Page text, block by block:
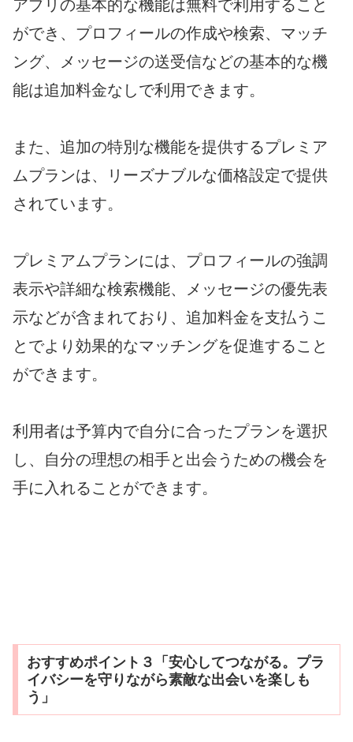
アプリの基本的な機能は無料で利用すること
ができ、プロフィールの作成や検索、マッチ
ング、メッセージの送受信などの基本的な機
能は追加料金なしで利用できます。
また、追加の特別な機能を提供するプレミア
ムプランは、リーズナブルな価格設定で提供
されています。
プレミアムプランには、プロフィールの強調
表示や詳細な検索機能、メッセージの優先表
示などが含まれており、追加料金を支払うこ
とでより効果的なマッチングを促進すること
ができます。
利用者は予算内で自分に合ったプランを選択
し、自分の理想の相手と出会うための機会を
手に入れることができます。
おすすめポイント３「安心してつながる。プラ
イバシーを守りながら素敵な出会いを楽しも
う」